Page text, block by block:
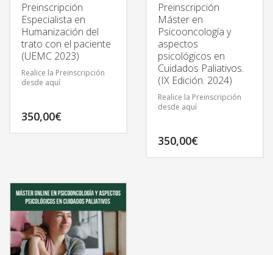
Preinscripción
Especialista en
Humanización del
trato con el paciente
(UEMC 2023)
Realice la Preinscripción
desde aquí
350,00€
Preinscripción
Máster en
Psicooncología y
aspectos
psicológicos en
Cuidados Paliativos.
(IX Edición. 2024)
Realice la Preinscripción
desde aquí
350,00€